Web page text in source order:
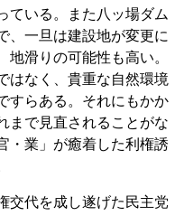
ている。また八ッ場ダム
、一旦は建設地が変更に
滑りの可能性も高い。
はなく、貴重な自然環境
すらある。それにもかか
まで見直されることがな
・業」が癒着した利権誘
交代を成し遂げた民主党